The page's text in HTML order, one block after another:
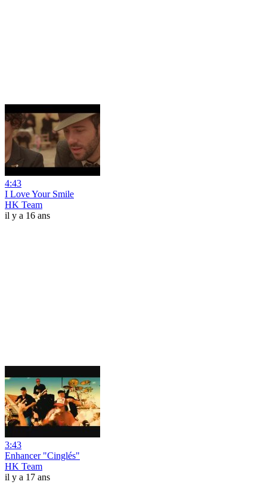
4:43
I Love Your Smile
HK Team
il y a 16 ans
3:43
Enhancer "Cinglés"
HK Team
il y a 17 ans